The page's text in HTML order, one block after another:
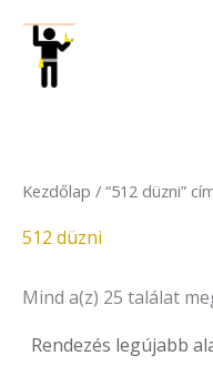
content
Kezdőlap / “512 düzni”
512 düzni
Mind a(z) 25 találat